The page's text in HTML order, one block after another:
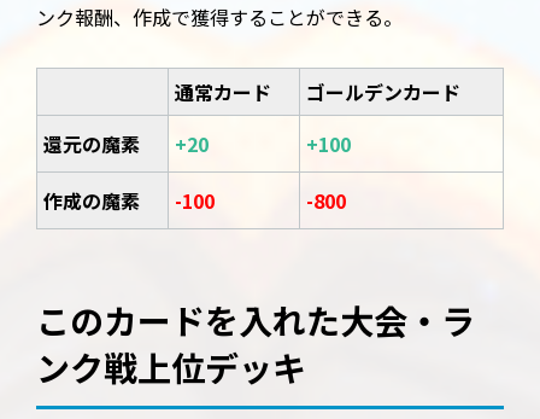
ンク報酬、作成で獲得することができる。
通常カード
ゴールデンカード
還元の魔素
+20
+100
作成の魔素
-100 -800
このカードを入れた大会・ラ
ンク戦上位デッキ